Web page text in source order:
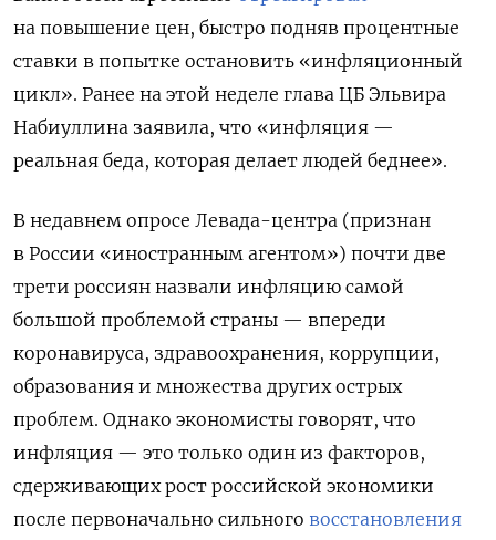
на повышение цен, быстро подняв процентные
ставки в попытке остановить «инфляционный
цикл». Ранее на этой неделе глава ЦБ Эльвира
Набиуллина заявила, что «инфляция —
реальная беда, которая делает людей беднее».
В недавнем опросе Левада-центра (признан
в России «иностранным агентом») почти две
трети россиян назвали инфляцию самой
большой проблемой страны — впереди
коронавируса, здравоохранения, коррупции,
образования и множества других острых
проблем. Однако экономисты говорят, что
инфляция — это только один из факторов,
сдерживающих рост российской экономики
после первоначально сильного восстановления